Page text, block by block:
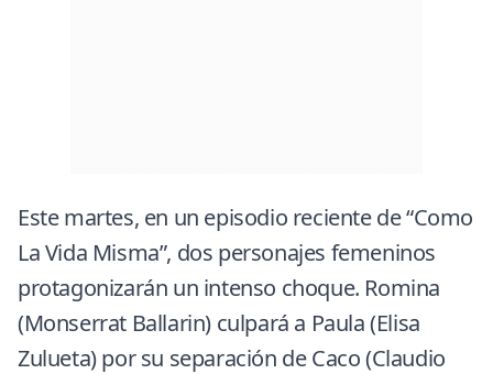
Este martes, en un episodio reciente de “Como
La Vida Misma”, dos personajes femeninos
protagonizarán un intenso choque. Romina
(Monserrat Ballarin) culpará a Paula (Elisa
Zulueta) por su separación de Caco (Claudio